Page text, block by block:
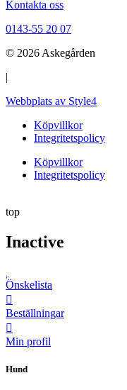
Kontakta oss
0143-55 20 07
© 2026 Askegården
|
Webbplats av Style4
Köpvillkor
Integritetspolicy
Köpvillkor
Integritetspolicy
top
Inactive
Önskelista
Beställningar
Min profil
Hund